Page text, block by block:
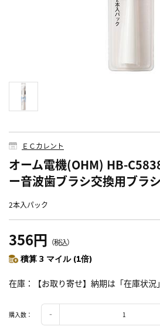
ＥＣカレント
オーム電機(OHM) HB-
ー音波歯ブラシ交換用ブラ
2本入パック
356円 （税込）
積算 3 マイル (1倍)
在庫 【お取り寄せ】納期は「在庫状
購入数：